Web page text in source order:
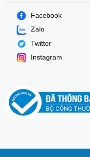
Facebook
Zalo
Twitter
Instagram